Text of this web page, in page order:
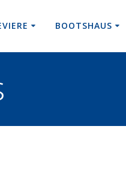
BOOTSHAUS